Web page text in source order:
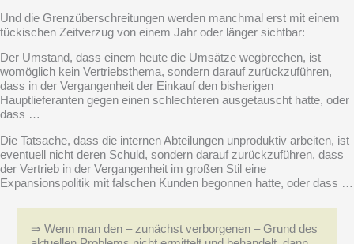
Und die Grenzüberschreitungen werden manchmal erst mit einem
tückischen Zeitverzug von einem Jahr oder länger sichtbar:
Der Umstand, dass einem heute die Umsätze wegbrechen, ist
womöglich kein Vertriebsthema, sondern darauf zurückzuführen,
dass in der Vergangenheit der Einkauf den bisherigen
Hauptlieferanten gegen einen schlechteren ausgetauscht hatte, oder
dass …
Die Tatsache, dass die internen Abteilungen unproduktiv arbeiten, ist
eventuell nicht deren Schuld, sondern darauf zurückzuführen, dass
der Vertrieb in der Vergangenheit im großen Stil eine
Expansionspolitik mit falschen Kunden begonnen hatte, oder dass …
⇒ Wenn man den – zunächst verborgenen – Grund des